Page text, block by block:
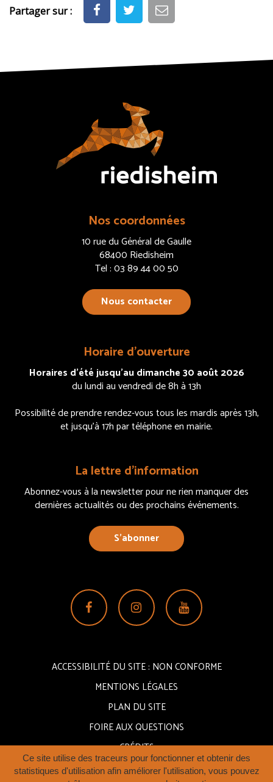
Ce site utilise des traceurs pour fonctionner et obtenir des
statistiques d'utilisation afin améliorer l'utilisation, vous pouvez
Partager sur :
Nos coordonnées
10 rue du Général de Gaulle
68400 Riedisheim
Tel : 03 89 44 00 50
Nous contacter
Horaire d’ouverture
Horaires d’été jusqu’au dimanche 30 août 2026
du lundi au vendredi de 8h à 13h
Possibilité de prendre rendez-vous tous les mardis après 13h,
et jusqu’à 17h par téléphone en mairie.
La lettre d’information
Abonnez-vous à la newsletter pour ne rien manquer des
dernières actualités ou des prochains événements.
S’abonner
Lien
vers
compte
Facebook
Lien
vers
compte
Instagram
Lien
vers
chaîne
ACCESSIBILITÉ DU SITE : NON CONFORME
MENTIONS LÉGALES
PLAN DU SITE
FOIRE AUX QUESTIONS
CRÉDITS